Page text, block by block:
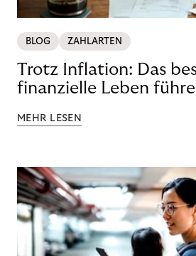
BLOG ZAHLARTEN
Trotz Inflation: Das
finanzielle Leben
MEHR LESEN